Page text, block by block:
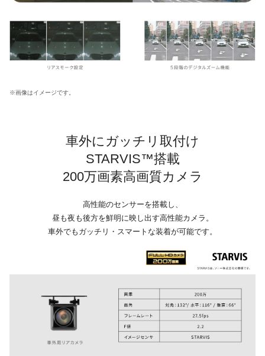
※画像はイメージです。
車外にガッチリ取付け
STARVIS™搭載
200万画素高画質カメラ
高性能のセンサーを搭載し、
昼も夜も後方を鮮明に映し出す高性能カメラ。
車外でもガッチリ・スマートな装着が可能です。